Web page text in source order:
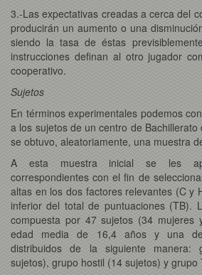
3.-Las expectativas creadas a cerca del
producirán un aumento o una
siendo la tasa de éstas
instrucciones definan al otro jugador
cooperativo.
Sujetos
En términos experimentales podemos
a los sujetos de un centro de
se obtuvo, aleatoriamente, una muestra
A esta muestra inicial se les
correspondientes con el fin de
altas en los dos factores relevantes (C y
inferior del total de puntuaciones (TB).
compuesta por 47 sujetos (34 mujeres
edad media de 16,4 años y una
distribuidos de la siguiente manera:
sujetos), grupo hostil (14 sujetos) y grupo